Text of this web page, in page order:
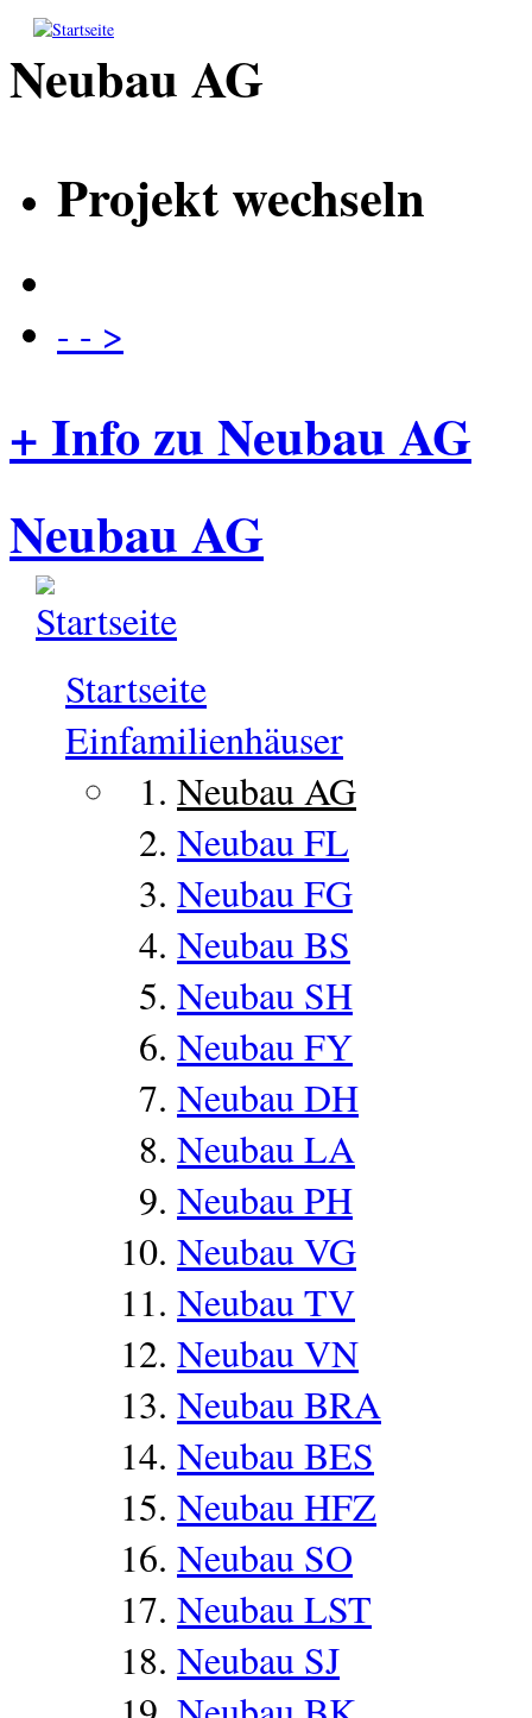
Direkt zum Inhalt
Neubau AG
Projekt wechseln
- - >
+ Info zu Neubau AG
Neubau AG
Startseite
Einfamilienhäuser
Neubau AG
Neubau FL
Neubau FG
Neubau BS
Neubau SH
Neubau FY
Neubau DH
Neubau LA
Neubau PH
Neubau VG
Neubau TV
Neubau VN
Neubau BRA
Neubau BES
Neubau HFZ
Neubau SO
Neubau LST
Neubau SJ